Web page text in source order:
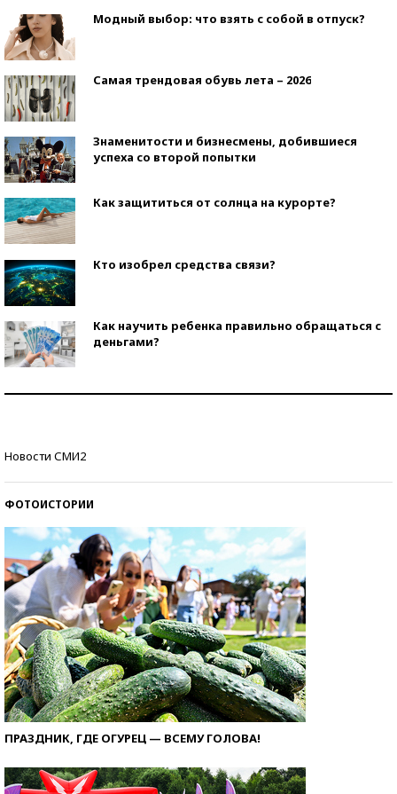
Модный выбор: что взять с собой в отпуск?
Самая трендовая обувь лета – 2026
Знаменитости и бизнесмены, добившиеся
успеха со второй попытки
Как защититься от солнца на курорте?
Кто изобрел средства связи?
Как научить ребенка правильно обращаться с
деньгами?
Новости СМИ2
ФОТОИСТОРИИ
ПРАЗДНИК, ГДЕ ОГУРЕЦ — ВСЕМУ ГОЛОВА!